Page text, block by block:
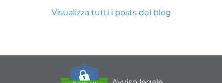
Visualizza tutti i posts del blog